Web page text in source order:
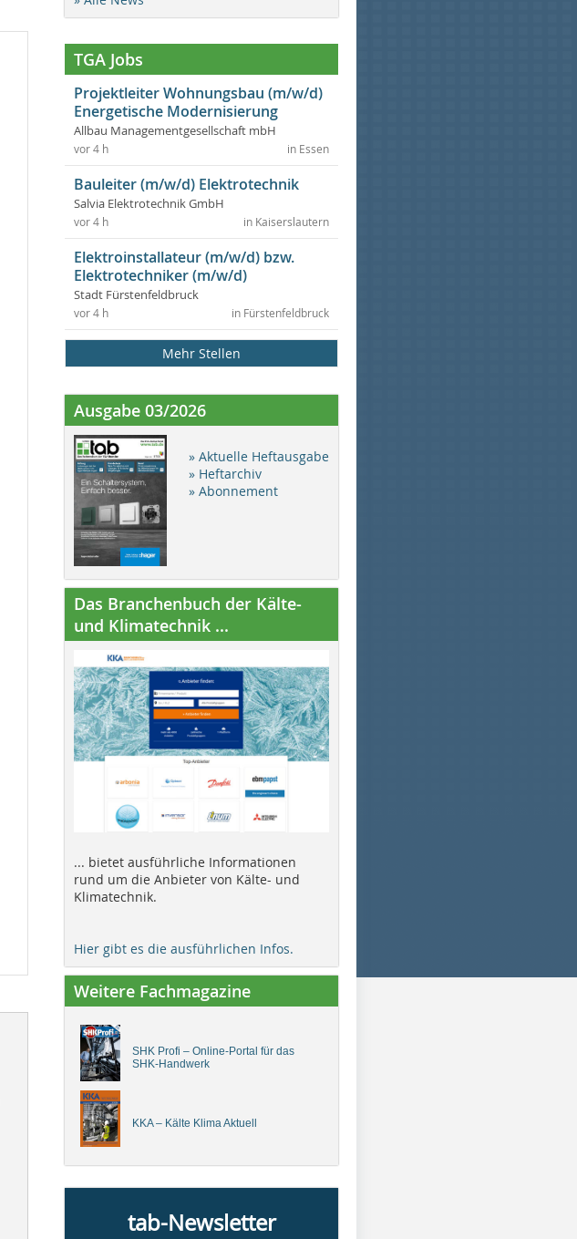
TGA Jobs
Projektleiter Wohnungsbau (m/w/d)
Energetische Modernisierung
Allbau Managementgesellschaft mbH
in Essen
vor 4 h
Bauleiter (m/w/d) Elektrotechnik
Salvia Elektrotechnik GmbH
in Kaiserslautern
vor 4 h
Elektroinstallateur (m/w/d) bzw.
Elektrotechniker (m/w/d)
Stadt Fürstenfeldbruck
in Fürstenfeldbruck
vor 4 h
Mehr Stellen
Ausgabe 03/2026
» Aktuelle Heftausgabe
» Heftarchiv
» Abonnement
Das Branchenbuch der Kälte-
und Klimatechnik ...
... bietet ausführliche Informationen
rund um die Anbieter von Kälte- und
Klimatechnik.
Hier gibt es die ausführlichen Infos.
Weitere Fachmagazine
SHK Profi – Online-Portal für das
SHK-Handwerk
KKA – Kälte Klima Aktuell
tab-Newsletter